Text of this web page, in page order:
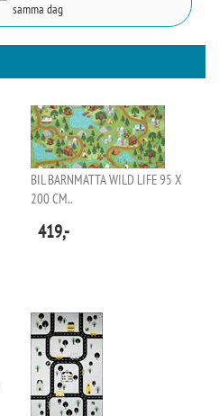
samma dag
BIL BARNMATTA WILD LIFE 95 X
200 CM..
419,-